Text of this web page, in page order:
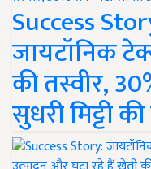
Success
जायटॉनिक
की तस्वीर,
सुधरी मिट्टी